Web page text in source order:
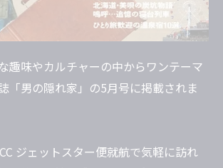
趣味やカルチャーの中からワンテーマ
「男の隠れ家」の5月号に掲載されま
ジェットスター便就航で気軽に訪れ